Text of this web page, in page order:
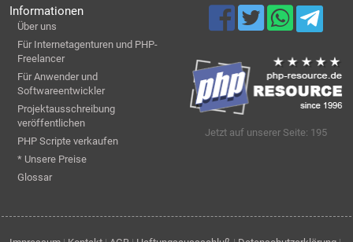
Informationen
Über uns
Für Internetagenturen und PHP-
Freelancer
Für Anwender und
Softwareentwickler
Projektausschreibung
veröffentlichen
PHP Scripte verkaufen
* Unsere Preise
Glossar
Jetzt auf unserer Seite: 195